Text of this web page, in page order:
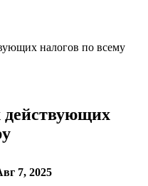
налогов по всему
7, 2025